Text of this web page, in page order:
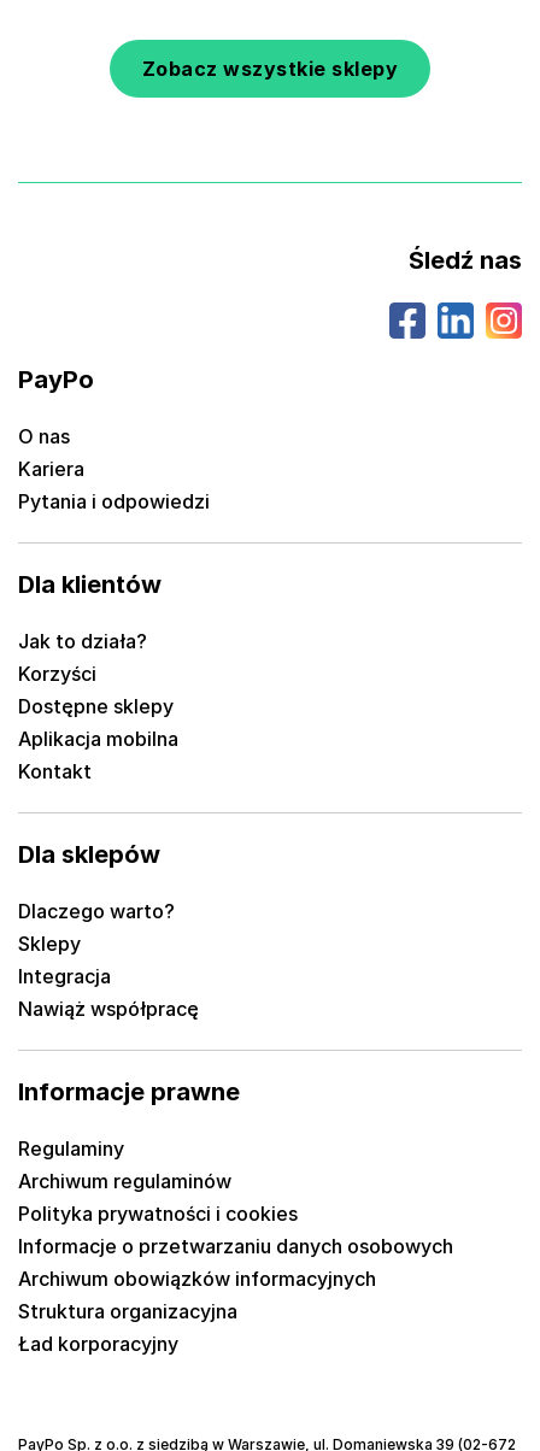
Zobacz wszystkie sklepy
PayPo
O nas
Kariera
Pytania i odpowiedzi
Dla klientów
Jak to działa?
Korzyści
Dostępne sklepy
Aplikacja mobilna
Kontakt
Dla sklepów
Dlaczego warto?
Sklepy
Integracja
Nawiąż współpracę
Informacje prawne
Regulaminy
Archiwum regulaminów
Polityka prywatności i cookies
Informacje o przetwarzaniu danych osobowych
Archiwum obowiązków informacyjnych
Struktura organizacyjna
Ład korporacyjny
Śledź nas
PayPo Sp. z o.o. z siedzibą w Warszawie, ul. Domaniewska 39 (02-672